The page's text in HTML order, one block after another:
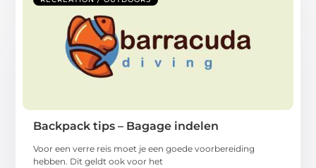
Backpack tips – Bagage indelen
Voor een verre reis moet je een goede voorbereiding
hebben. Dit geldt ook voor het